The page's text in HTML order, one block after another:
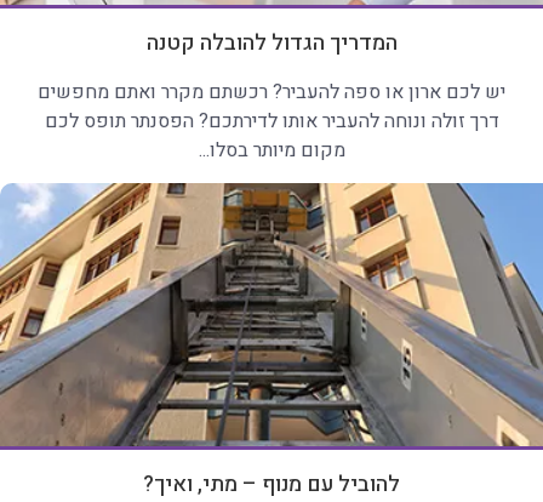
המדריך הגדול להובלה קטנה
יש לכם ארון או ספה להעביר? רכשתם מקרר ואתם מחפשים
דרך זולה ונוחה להעביר אותו לדירתכם? הפסנתר תופס לכם
מקום מיותר בסלו...
להוביל עם מנוף – מתי, ואיך?